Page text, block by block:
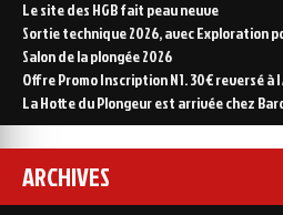
Le site des HGB fait peau neuve
Sortie technique 2026, avec Exploration
Salon de la plongée 2026
Offre Promo Inscription N1. 30€ reversé à
La Hotte du Plongeur est arrivée chez
ARCHIVES